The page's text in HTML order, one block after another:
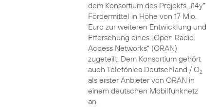
dem Konsortium des Projekts „i14y“
Fördermittel in Höhe von 17 Mio.
Euro zur weiteren Entwicklung und
Erforschung eines „Open Radio
Access Networks“ (ORAN)
zugeteilt. Dem Konsortium gehört
auch Telefónica Deutschland / O2
als erster Anbieter von ORAN in
einem deutschen Mobilfunknetz
an.